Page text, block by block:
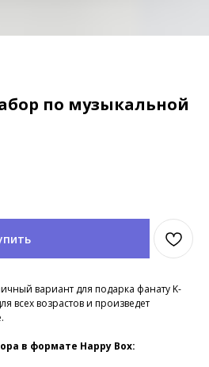
по музыкальной
вариант для подарка фанату K-
всех возрастов и произведет
в формате Happy Box: